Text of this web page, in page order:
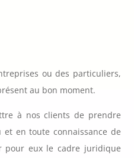
ou des particuliers,
au bon moment.
à nos clients de prendre
en toute connaissance de
pour eux le cadre juridique